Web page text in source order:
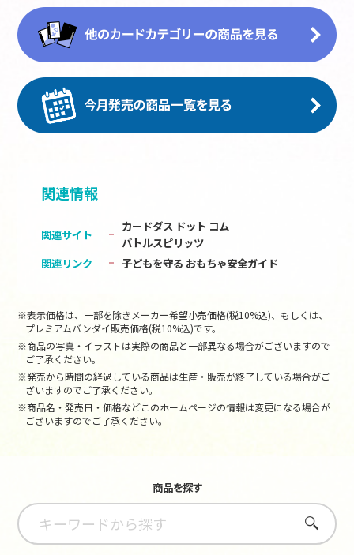
関連情報
関連サイト
カードダス ドット コム
バトルスピリッツ
関連リンク
子どもを守る おもちゃ安全ガイド
※表示価格は、一部を除きメーカー希望小売価格(税10%込)、もしくは、
プレミアムバンダイ販売価格(税10%込)です。
※商品の写真・イラストは実際の商品と一部異なる場合がございますので
ご了承ください。
※発売から時間の経過している商品は生産・販売が終了している場合がご
ざいますのでご了承ください。
※商品名・発売日・価格などこのホームページの情報は変更になる場合が
ございますのでご了承ください。
商品を探す
さがす